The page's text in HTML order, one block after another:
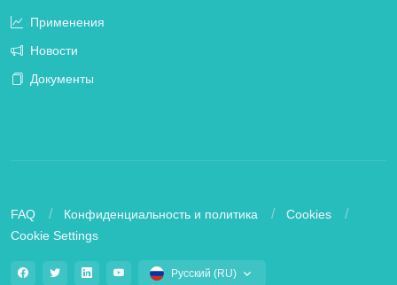
Применения
Новости
Документы
FAQ Конфиденциальность и политика
Cookies
Cookie Settings
Русский (RU)